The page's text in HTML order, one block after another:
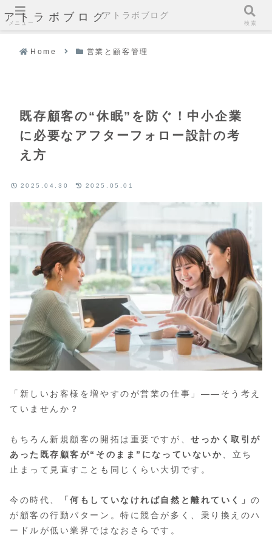
アトラボブログ
Home 営業と顧客管理
既存顧客の“休眠”を防ぐ！中小企業
に必要なアフターフォロー設計の考
え方
2025.04.30 2025.05.01
「新しいお客様を増やすのが営業の仕事」——そう考え
ていませんか？
もちろん新規顧客の開拓は重要ですが、せっかく取引が
あった既存顧客が“そのまま”になっていないか 、立ち
止まって見直すことも同じくらい大切です。
今の時代、 「何もしていなければ自然と離れていく」の
が顧客の行動パターン。特に競合が多く、乗り換えのハ
ードルが低い業界ではなおさらです。
メニュー
アトラボブログ
検索